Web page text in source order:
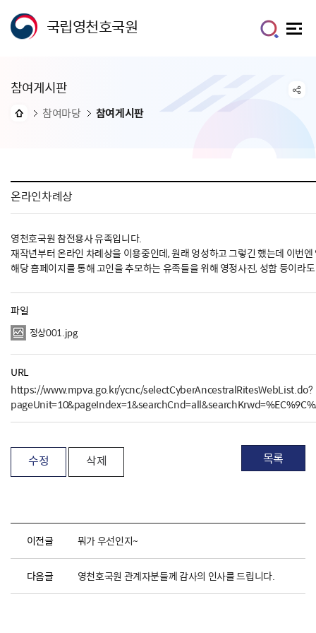
국립영천호국원
참여게시판
참여마당 참여게시판
온라인차례상
영천호국원 참전용사 유족입니다.
재작년부터 온라인 차례상을 이용중인데, 원래 엉성하고 그렇긴 했는데 이번
해당 홈페이지를 통해 고인을 추모하는 유족들을 위해 영정사진, 성함 등이라
파일
정상001.jpg
URL
https://www.mpva.go.kr/ycnc/selectCyberAncestralRitesWebList.do?
수정 삭제 목록
이전글 뭐가 우선인지~
다음글 영천호국원 관계자분들께 감사의 인사를 드립니다.